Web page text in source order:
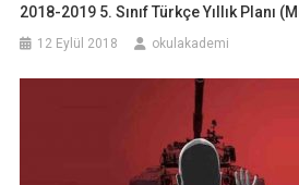
2018-2019 5. Sınıf Türkçe Yıllık Planı
12 Eylül 2018 okulakademi